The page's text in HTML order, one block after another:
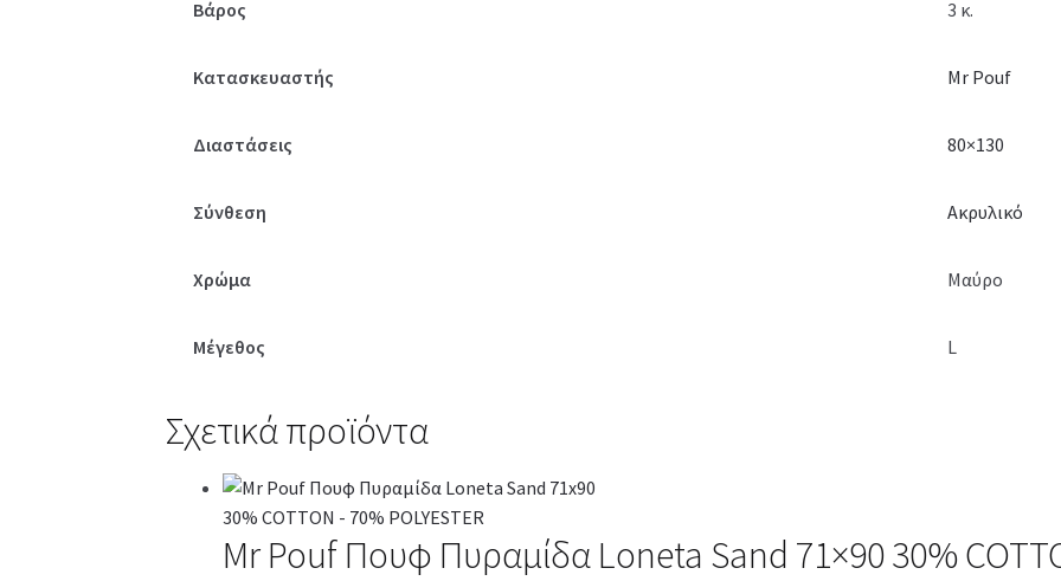
Βάρος 3 κ.
Κατασκευαστής Mr Pouf
Διαστάσεις 80×130
Σύνθεση Ακρυλικό
Χρώμα Μαύρο
Μέγεθος L
Σχετικά προϊόντα
Mr Pouf Πουφ Πυραμίδα Loneta Sand 71×90 30%